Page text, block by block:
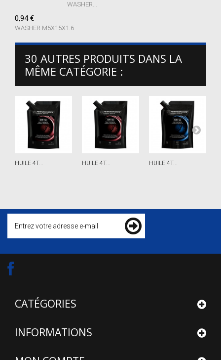
WASHER...
0,94 €
WASHER M5X15X1.6
30 AUTRES PRODUITS DANS LA
MÊME CATÉGORIE :
HUILE 4T... HUILE 4T... HUILE 4T...
CATÉGORIES
INFORMATIONS